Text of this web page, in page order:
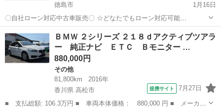
徳島市
1月16日
〇自社ローン対応中古車販売〇 ☆どなたでもローン対応可能
☆ １、勤続年数の短い方や自営業の方 ２、パートを
される主婦の方や派遣社員の方 ３、自己破産等をされた方やローンが
組めない方 ４、他社様で...
徳島 徳島市 車両
ＢＭＷ ２シリーズ ２１８ｄアクティブツアラ
ー 純正ナビ ＥＴＣ Ｂモニター …
880,000円
その他
81,800km
2016年
香川県 高松市
提携サイト 7月27日
■ 支払総額: 106.3万円 ■ 車両本体価格： 880,000 円 ■ メーカー